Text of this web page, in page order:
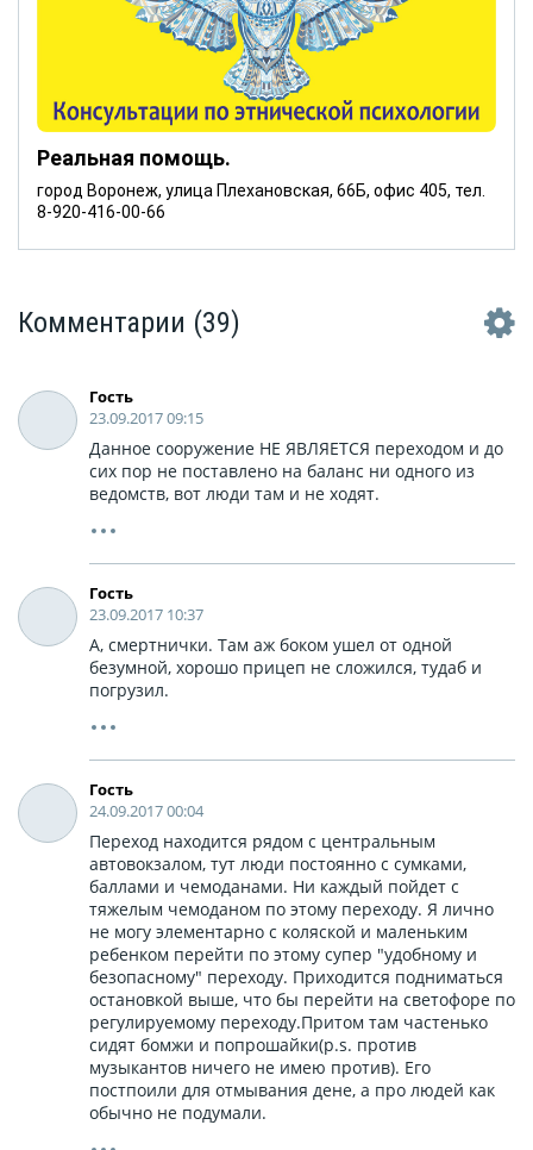
Реальная помощь.
город Воронеж, улица Плехановская, 66Б, офис 405, тел.
8-920-416-00-66
Комментарии (39)
Гость
23.09.2017 09:15
Данное сооружение НЕ ЯВЛЯЕТСЯ переходом и до
сих пор не поставлено на баланс ни одного из
ведомств, вот люди там и не ходят.
Гость
23.09.2017 10:37
А, смертнички. Там аж боком ушел от одной
безумной, хорошо прицеп не сложился, тудаб и
погрузил.
Гость
24.09.2017 00:04
Переход находится рядом с центральным
автовокзалом, тут люди постоянно с сумками,
баллами и чемоданами. Ни каждый пойдет с
тяжелым чемоданом по этому переходу. Я лично
не могу элементарно с коляской и маленьким
ребенком перейти по этому супер "удобному и
безопасному" переходу. Приходится подниматься
остановкой выше, что бы перейти на светофоре по
регулируемому переходу.Притом там частенько
сидят бомжи и попрошайки(p.s. против
музыкантов ничего не имею против). Его
постпоили для отмывания дене, а про людей как
обычно не подумали.